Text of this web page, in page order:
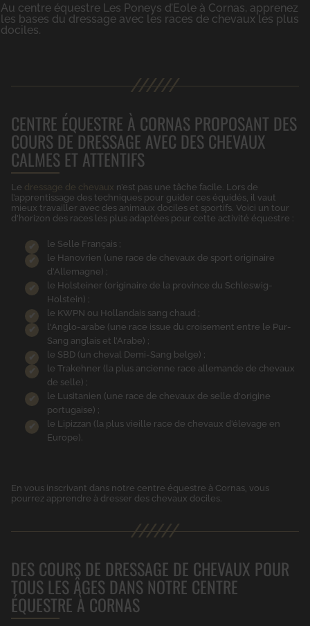
Au centre équestre Les Poneys d’Eole à Cornas, apprenez
les bases du dressage avec les races de chevaux les plus
dociles.
CENTRE ÉQUESTRE À CORNAS PROPOSANT DES
COURS DE DRESSAGE AVEC DES CHEVAUX
CALMES ET ATTENTIFS
Le dressage de chevaux n’est pas une tâche facile. Lors de
l’apprentissage des techniques pour guider ces équidés, il vaut
mieux travailler avec des animaux dociles et sportifs. Voici un tour
d’horizon des races les plus adaptées pour cette activité équestre :
le Selle Français ;
le Hanovrien (une race de chevaux de sport originaire
d’Allemagne) ;
le Holsteiner (originaire de la province du Schleswig-
Holstein) ;
le KWPN ou Hollandais sang chaud ;
l'Anglo-arabe (une race issue du croisement entre le Pur-
Sang anglais et l’Arabe) ;
le SBD (un cheval Demi-Sang belge) ;
le Trakehner (la plus ancienne race allemande de chevaux
de selle) ;
le Lusitanien (une race de chevaux de selle d'origine
portugaise) ;
le Lipizzan (la plus vieille race de chevaux d’élevage en
Europe).
En vous inscrivant dans notre centre équestre à Cornas, vous
pourrez apprendre à dresser des chevaux dociles.
DES COURS DE DRESSAGE DE CHEVAUX POUR
TOUS LES ÂGES DANS NOTRE CENTRE
ÉQUESTRE À CORNAS